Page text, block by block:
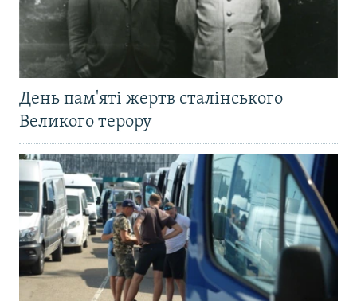
День пам'яті жертв сталінського
Великого терору